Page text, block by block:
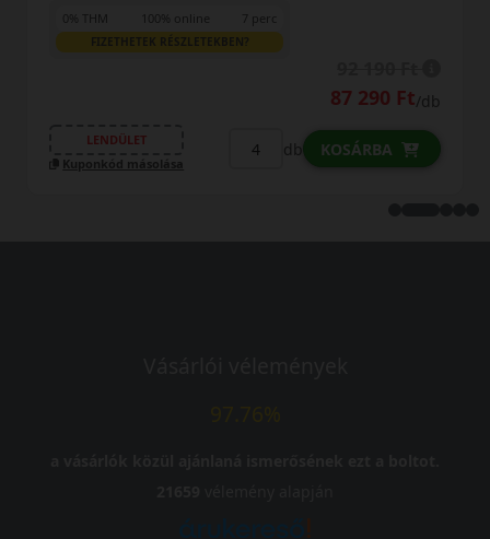
0% THM 100% online 7 perc
FIZETHETEK RÉSZLETEKBEN?
108 090 Ft /db
LENDÜLET
Kuponkód másolása
db KOSÁRBA